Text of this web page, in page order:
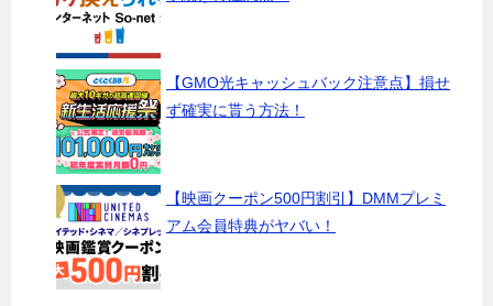
【GMO光キャッシュバック注意点】損せ
ず確実に貰う方法！
【映画クーポン500円割引】DMMプレミ
アム会員特典がヤバい！